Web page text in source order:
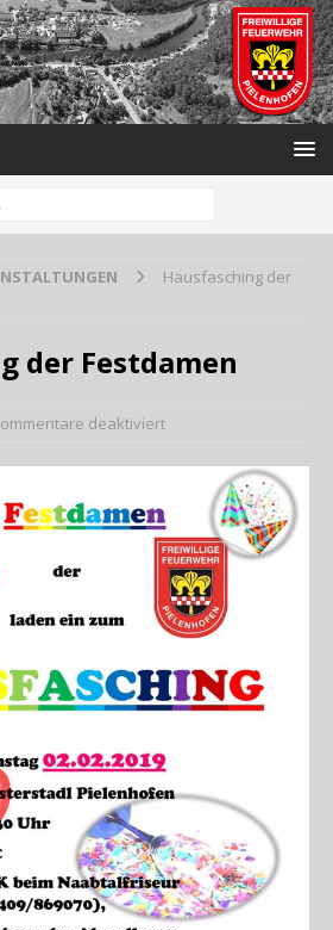
Hausfasching der
der Festdamen
deaktiviert